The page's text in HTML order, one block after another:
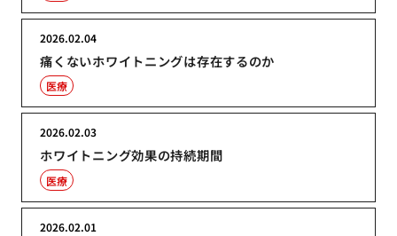
痛くないホワイトニングは存在するのか
2026.02.04
医療
ホワイトニング効果の持続期間
2026.02.03
医療
2026.02.01